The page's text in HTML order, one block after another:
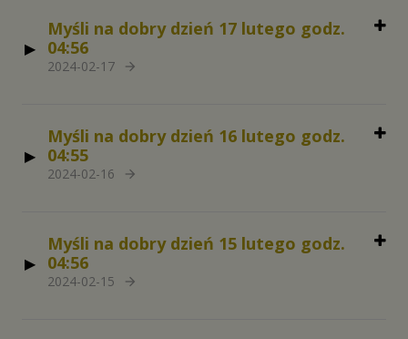
Myśli na dobry dzień 17 lutego godz.
04:56
2024-02-17 arrow_forward
Myśli na dobry dzień 16 lutego godz.
04:55
2024-02-16 arrow_forward
Myśli na dobry dzień 15 lutego godz.
04:56
2024-02-15 arrow_forward